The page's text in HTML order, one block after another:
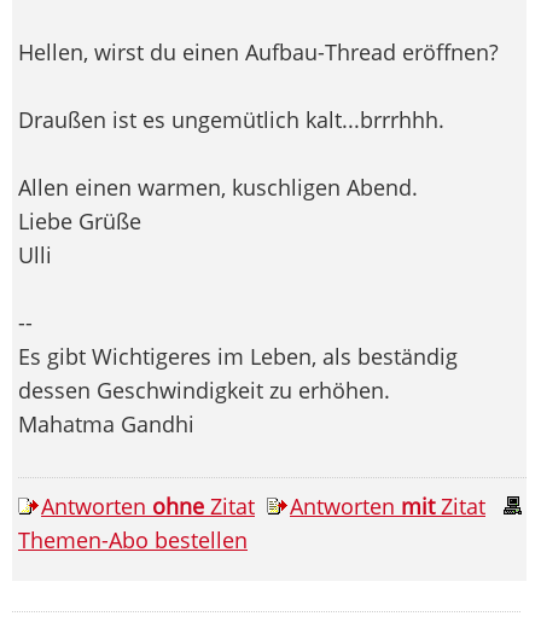
Hellen, wirst du einen Aufbau-Thread eröffnen?
Draußen ist es ungemütlich kalt...brrrhhh.
Allen einen warmen, kuschligen Abend.
Liebe Grüße
Ulli
--
Es gibt Wichtigeres im Leben, als beständig
dessen Geschwindigkeit zu erhöhen.
Mahatma Gandhi
Antworten ohne Zitat Antworten mitZitat
Themen-Abo bestellen